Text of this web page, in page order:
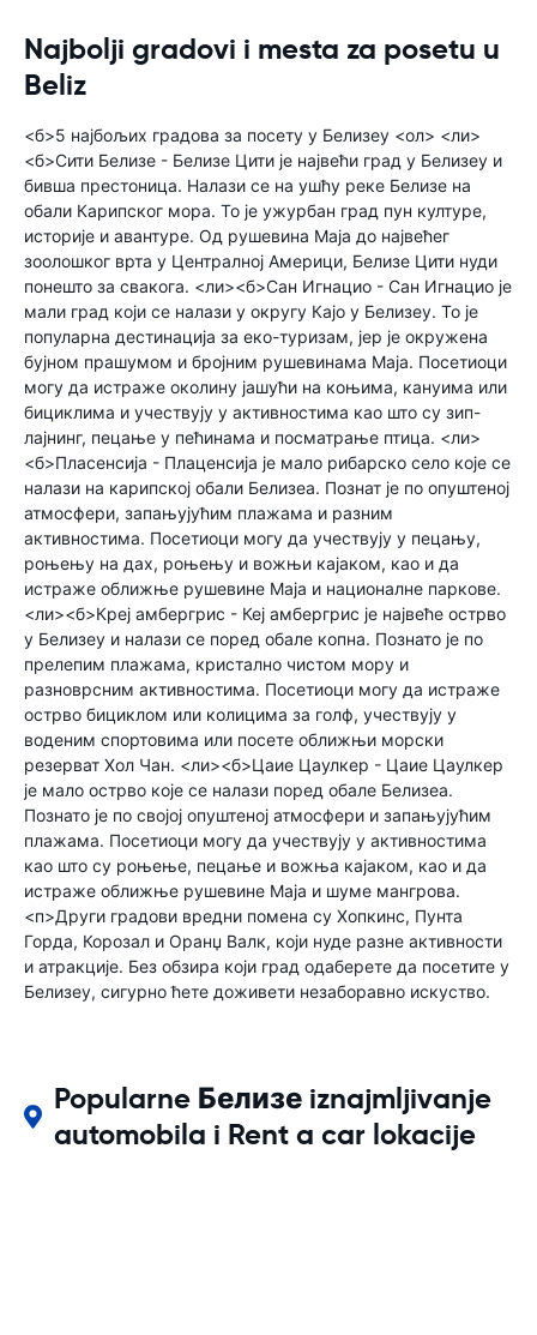
Najbolji gradovi i mesta za posetu u
Beliz
<б>5 најбољих градова за посету у Белизеу <ол> <ли>
<б>Сити Белизе - Белизе Цити је највећи град у Белизеу и
бивша престоница. Налази се на ушћу реке Белизе на
обали Карипског мора. То је ужурбан град пун културе,
историје и авантуре. Од рушевина Маја до највећег
зоолошког врта у Централној Америци, Белизе Цити нуди
понешто за свакога. <ли><б>Сан Игнацио - Сан Игнацио је
мали град који се налази у округу Кајо у Белизеу. То је
популарна дестинација за еко-туризам, јер је окружена
бујном прашумом и бројним рушевинама Маја. Посетиоци
могу да истраже околину јашући на коњима, кануима или
бициклима и учествују у активностима као што су зип-
лајнинг, пецање у пећинама и посматрање птица. <ли>
<б>Пласенсија - Плаценсија је мало рибарско село које се
налази на карипској обали Белизеа. Познат је по опуштеној
атмосфери, запањујућим плажама и разним
активностима. Посетиоци могу да учествују у пецању,
роњењу на дах, роњењу и вожњи кајаком, као и да
истраже оближње рушевине Маја и националне паркове.
<ли><б>Креј амбергрис - Кеј амбергрис је највеће острво
у Белизеу и налази се поред обале копна. Познато је по
прелепим плажама, кристално чистом мору и
разноврсним активностима. Посетиоци могу да истраже
острво бициклом или колицима за голф, учествују у
воденим спортовима или посете оближњи морски
резерват Хол Чан. <ли><б>Цаие Цаулкер - Цаие Цаулкер
је мало острво које се налази поред обале Белизеа.
Познато је по својој опуштеној атмосфери и запањујућим
плажама. Посетиоци могу да учествују у активностима
као што су роњење, пецање и вожња кајаком, као и да
истраже оближње рушевине Маја и шуме мангрова.
<п>Други градови вредни помена су Хопкинс, Пунта
Горда, Корозал и Оранџ Валк, који нуде разне активности
и атракције. Без обзира који град одаберете да посетите у
Белизеу, сигурно ћете доживети незаборавно искуство.
Popularne Белизе iznajmljivanje
automobila i Rent a car lokacije